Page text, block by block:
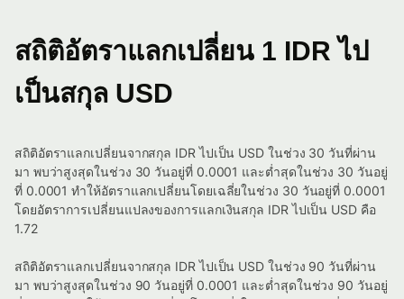
สถิติอัตราแลกเปลี่ยน 1 IDR ไป
เป็นสกุล USD
สถิติอัตราแลกเปลี่ยนจากสกุล IDR ไปเป็น USD ในช่วง 30 วันที่ผ่าน
มา พบว่าสูงสุดในช่วง 30 วันอยู่ที่ 0.0001 และต่ำสุดในช่วง 30 วันอยู่
ที่ 0.0001 ทำให้อัตราแลกเปลี่ยนโดยเฉลี่ยในช่วง 30 วันอยู่ที่ 0.0001
โดยอัตราการเปลี่ยนแปลงของการแลกเงินสกุล IDR ไปเป็น USD คือ
1.72
สถิติอัตราแลกเปลี่ยนจากสกุล IDR ไปเป็น USD ในช่วง 90 วันที่ผ่าน
มา พบว่าสูงสุดในช่วง 90 วันอยู่ที่ 0.0001 และต่ำสุดในช่วง 90 วันอยู่